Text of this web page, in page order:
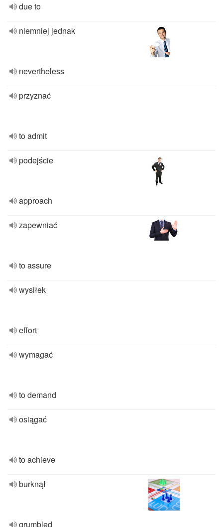
due to
niemniej jednak
nevertheless
przyznać
to admit
podejście
approach
zapewniać
to assure
wysiłek
effort
wymagać
to demand
osiągać
to achieve
burknął
grumbled